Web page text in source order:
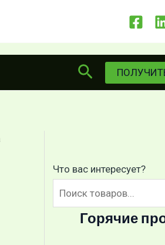
Поиск
Что вас интересует?
Горячие